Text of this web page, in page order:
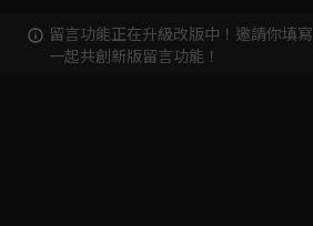
留言功能正在升級改版中！邀請你填寫
一起共創新版留言功能！